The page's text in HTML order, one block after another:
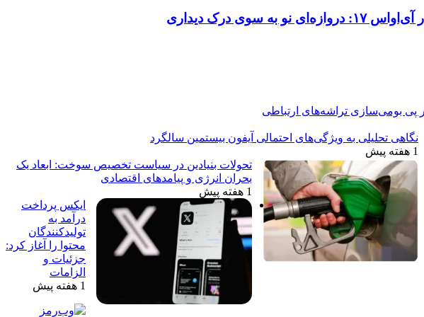
نو به سوی درک دیداری
پی بومی‌سازی تراشه‌های ارتباطی
نگاهی تحلیلی به ویژگی‌های احتمالی آیفون بیستمین سالگرد
1 هفته پیش
تحولات بنیادین در سیاست تخصیص سوخت: ابعاد یک
بحران انرژی و پیامدهای اقتصادی
1 هفته پیش
ایکس پرداخت
درآمد به
تولیدکنندگان
محتوا را آغاز کرد:
جزئیات و
الزامات
1 هفته پیش